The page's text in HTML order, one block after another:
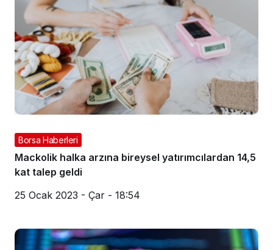
Borsa Haberleri
Mackolik halka arzına bireysel yatırımcılardan 14,5
kat talep geldi
25 Ocak 2023 - Çar - 18:54